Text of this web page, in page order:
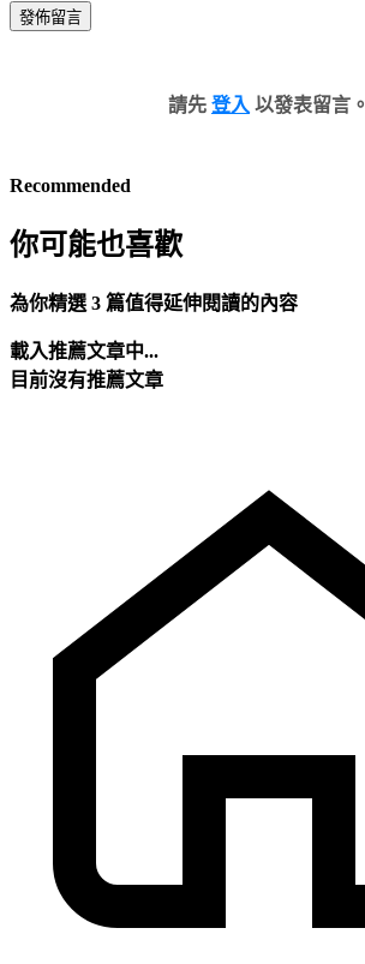
發佈留言
請先 登入 以發表留言。
Recommended
你可能也喜歡
為你精選 3 篇值得延伸閱讀的內容
載入推薦文章中...
目前沒有推薦文章